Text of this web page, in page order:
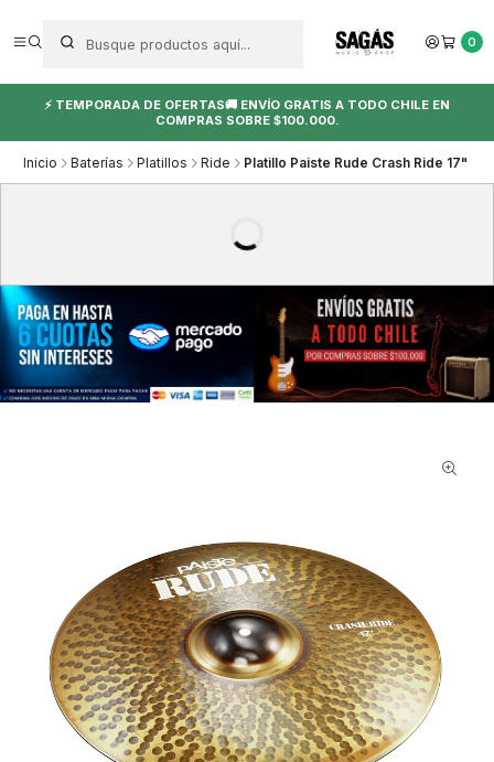
0
⚡ TEMPORADA DE OFERTAS🚚 ENVÍO GRATIS A TODO CHILE EN
COMPRAS SOBRE $100.000.
Inicio Baterías Platillos Ride Platillo Paiste Rude Crash Ride 17"